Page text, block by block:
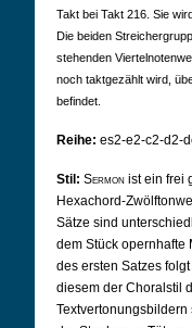
Takt bei Takt 216. Sie
Die beiden
stehenden
noch taktgezählt wird,
befindet.
Reihe: es2-e2-c2-d2-
Stil: Sermon ist ein frei
Hexachord-
Sätze sind
dem Stück opernhafte
des ersten Satzes
diesem der Choralstil
Textvertonungsbildern